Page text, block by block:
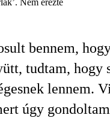
Nem érezte
bennem,
tudtam, hogy
lennem.
úgy